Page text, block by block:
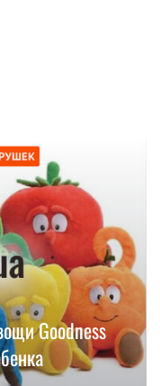
Goodness